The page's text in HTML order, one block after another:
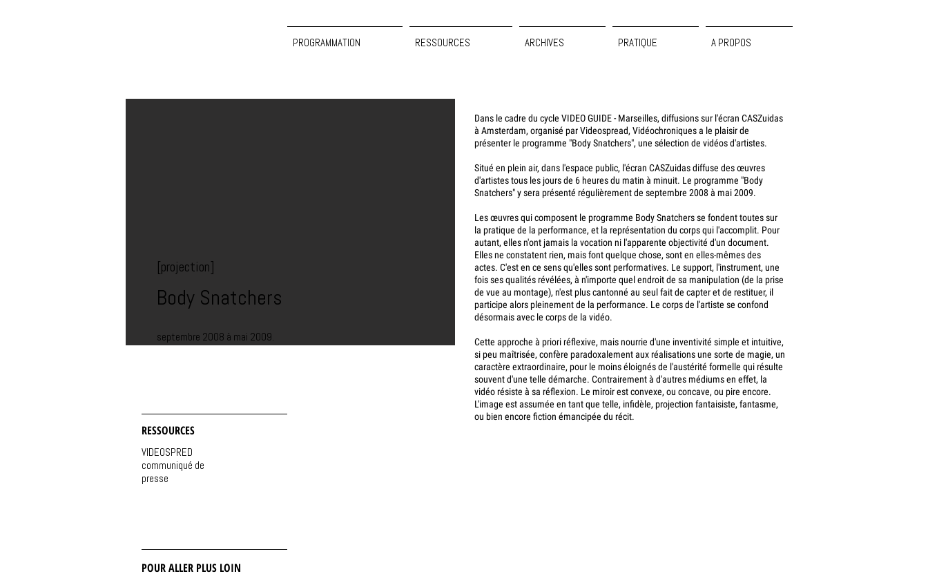
PROGRAMMATION RESSOURCES ARCHIVES PRATIQUE A PROPOS
[projection]
Body Snatchers
septembre 2008 à mai 2009.
RESSOURCES
VIDEOSPRED
communiqué de
presse
POUR ALLER PLUS LOIN
Dans le cadre du cycle VIDEO GUIDE - Marseilles, diffusions sur l'écran CASZuidas
à Amsterdam, organisé par Videospread, Vidéochroniques a le plaisir de
présenter le programme "Body Snatchers", une sélection de vidéos d'artistes.
Situé en plein air, dans l'espace public, l'écran CASZuidas diffuse des œuvres
d'artistes tous les jours de 6 heures du matin à minuit. Le programme "Body
Snatchers" y sera présenté régulièrement de septembre 2008 à mai 2009.
Les œuvres qui composent le programme Body Snatchers se fondent toutes sur
la pratique de la performance, et la représentation du corps qui l'accomplit. Pour
autant, elles n'ont jamais la vocation ni l'apparente objectivité d'un document.
Elles ne constatent rien, mais font quelque chose, sont en elles-mêmes des
actes. C'est en ce sens qu'elles sont performatives. Le support, l'instrument, une
fois ses qualités révélées, à n'importe quel endroit de sa manipulation (de la prise
de vue au montage), n'est plus cantonné au seul fait de capter et de restituer, il
participe alors pleinement de la performance. Le corps de l'artiste se confond
désormais avec le corps de la vidéo.
Cette approche à priori réflexive, mais nourrie d'une inventivité simple et intuitive,
si peu maîtrisée, confère paradoxalement aux réalisations une sorte de magie, un
caractère extraordinaire, pour le moins éloignés de l'austérité formelle qui résulte
souvent d'une telle démarche. Contrairement à d'autres médiums en effet, la
vidéo résiste à sa réflexion. Le miroir est convexe, ou concave, ou pire encore.
L'image est assumée en tant que telle, infidèle, projection fantaisiste, fantasme,
ou bien encore fiction émancipée du récit.